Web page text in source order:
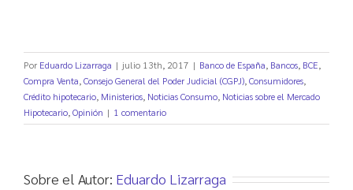
Por Eduardo Lizarraga | julio 13th, 2017 | Banco de España Bancos BCE
Compra Venta Consejo General del Poder Judicial (CGPJ) Consumidores
Crédito hipotecario Ministerios Noticias Consumo Noticias sobre el Mercado
Hipotecario Opinión | 1 comentario
Sobre el Autor: Eduardo Lizarraga